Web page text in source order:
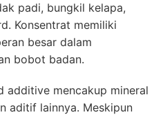
padi, bungkil kelapa,
Konsentrat memiliki
besar dalam
bobot badan.
additive mencakup mineral
aditif lainnya. Meskipun